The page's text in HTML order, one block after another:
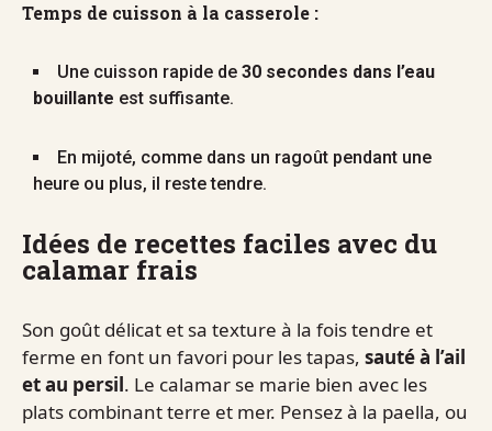
Temps de cuisson à la casserole :
Une cuisson rapide de 30 secondes dans l’eau
bouillante est suffisante.
En mijoté, comme dans un ragoût pendant une
heure ou plus, il reste tendre.
Idées de recettes faciles avec du
calamar frais
Son goût délicat et sa texture à la fois tendre et
ferme en font un favori pour les tapas, sauté à l’ail
et au persil. Le calamar se marie bien avec les
plats combinant terre et mer. Pensez à la paella, ou